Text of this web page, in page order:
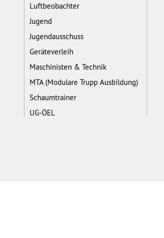
Luftbeobachter
Jugend
Jugendausschuss
Geräteverleih
Maschinisten & Technik
MTA (Modulare Trupp Ausbildung)
Schaumtrainer
UG-ÖEL